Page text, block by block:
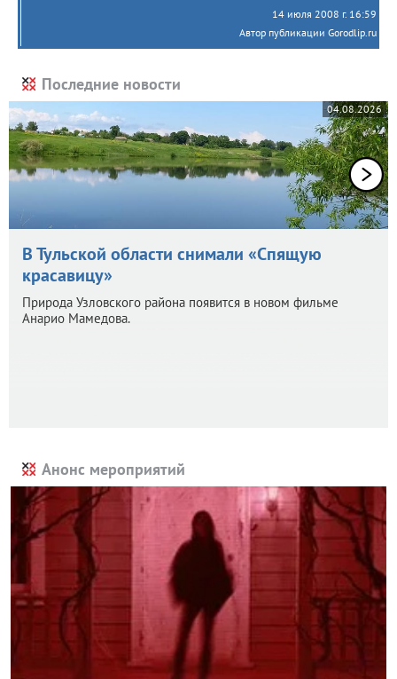
14 июля 2008 г. 16:59
Автор публикации Gorodlip.ru
Последние новости
04.08.2026
В Тульской области снимали «Спящую
красавицу»
Природа Узловского района появится в новом фильме
Анарио Мамедова.
Анонс мероприятий